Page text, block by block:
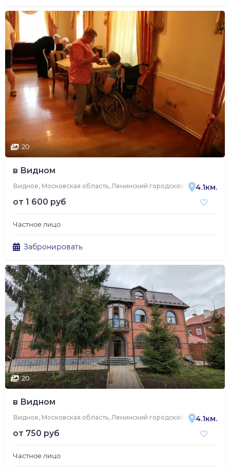
20
в Видном
Видное, Московская область, Ленинский городской округ,4.1км.
от 1 600 руб
Частное лицо
Забронировать
20
в Видном
Видное, Московская область, Ленинский городской округ,4.1км.
от 750 руб
Частное лицо